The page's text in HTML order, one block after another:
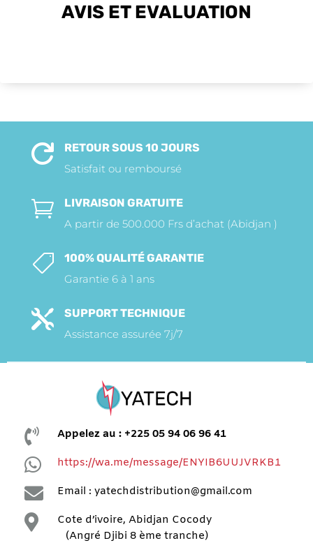
AVIS ET EVALUATION

RETOUR SOUS 10 JOURS
Satisfait ou remboursé

LIVRAISON GRATUITE
A partir de 500.000 Frs d’achat (Abidjan )

100% QUALITÉ GARANTIE
Garantie 6 à 1 ans

SUPPORT TECHNIQUE
Assistance assurée 7j/7
 Appelez au : +225 05 94 06 96 41
 https://wa.me/message/ENYIB6UUJVRKB1
 Email : yatechdistribution@gmail.com

Cote d’ivoire, Abidjan Cocody
(Angré Djibi 8 ème tranche)